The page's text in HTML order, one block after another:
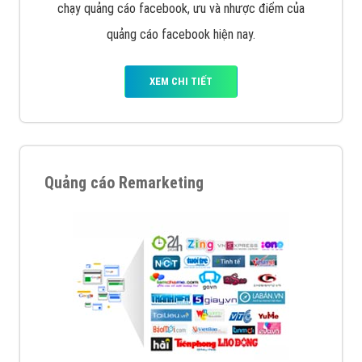
chạy quảng cáo facebook, ưu và nhược điểm của
quảng cáo facebook hiện nay.
XEM CHI TIẾT
Quảng cáo Remarketing